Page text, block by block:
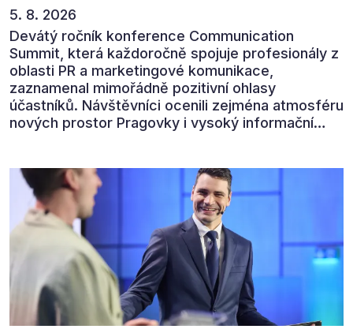
5. 8. 2026
Devátý ročník konference Communication
Summit, která každoročně spojuje profesionály z
oblasti PR a marketingové komunikace,
zaznamenal mimořádně pozitivní ohlasy
účastníků. Návštěvníci ocenili zejména atmosféru
nových prostor Pragovky i vysoký informační
zúčastnit i příštího ročníku. „Příjemná konference,
výborný program, hezké prostory, Daniel Stach
absolutně nejlepší moderátor!!!“ Tak shrnul
Communication Summit jeden z 330 účastníků ve
své zpětné vazbě. Ta potvrdila, co bylo slyšet i
cítit po celý 9. červen v Pragovce – že ročník s
tématem „Od chaosu k dopadu“ se skutečně
povedl.